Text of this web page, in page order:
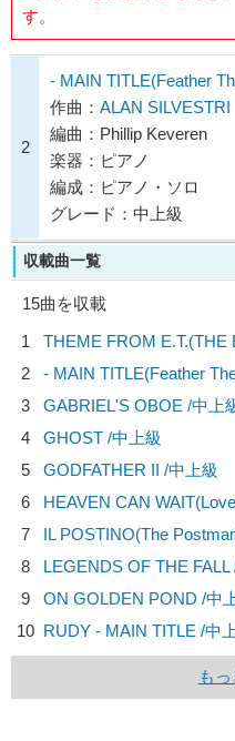
す。
2
- MAIN TITLE(Feather
作曲： ALAN SILVESTRI
編曲：Phillip Keveren
楽器：ピアノ
編成：ピアノ・ソロ
グレード：中上級
収載曲一覧
15曲を収載
1
THEME FROM E.T.(THE
2
- MAIN TITLE(Feather
3
GABRIEL'S OBOE /中上
4
GHOST /中上級
5
GODFATHER II /中上級
6
HEAVEN CAN
7
IL POSTINO(The
8
LEGENDS OF THE FALL
9
ON GOLDEN POND /中
10 RUDY - MAIN TITLE /中
も